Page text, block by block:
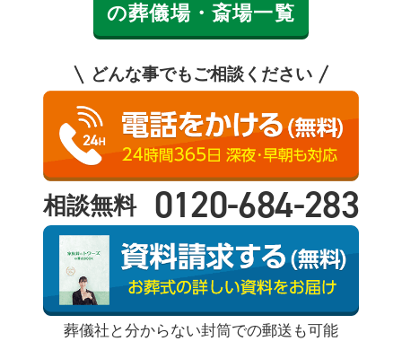
の葬儀場・斎場一覧
どんな事でもご相談ください
相談無料 0120-684-283
葬儀社と分からない封筒での郵送も可能